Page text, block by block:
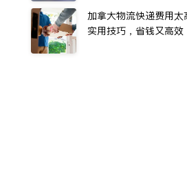
加拿大物流快递费用
实用技巧，省钱又高效